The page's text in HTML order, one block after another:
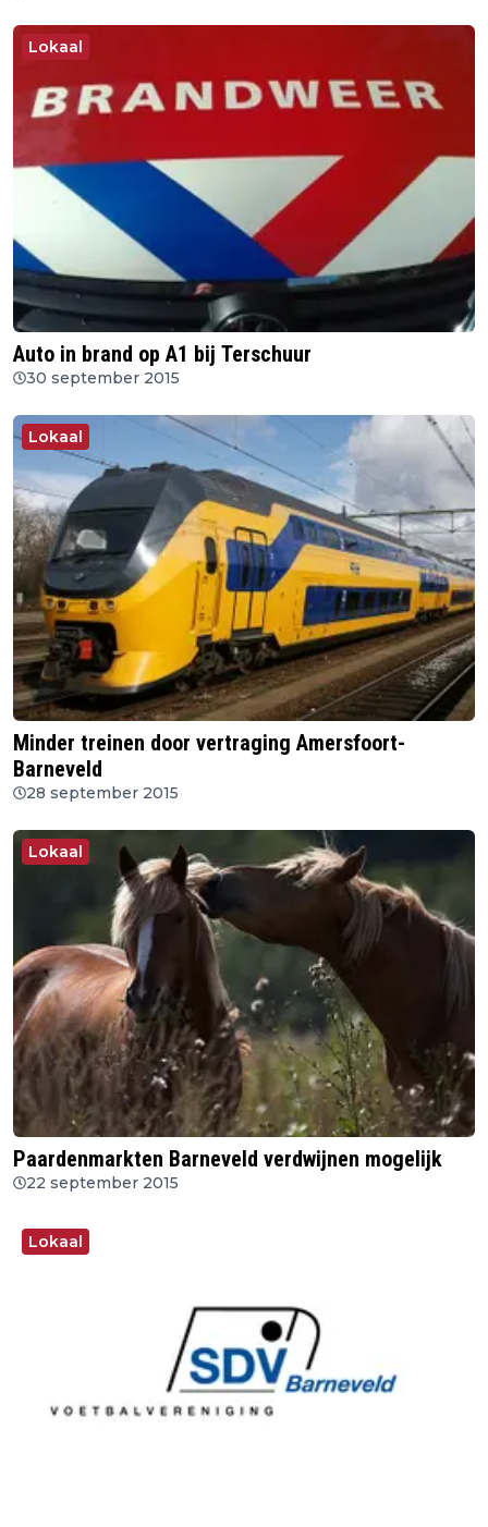
Lokaal
Auto in brand op A1 bij Terschuur
30 september 2015
Lokaal
Minder treinen door vertraging Amersfoort-
Barneveld
28 september 2015
Lokaal
Paardenmarkten Barneveld verdwijnen mogelijk
22 september 2015
Lokaal